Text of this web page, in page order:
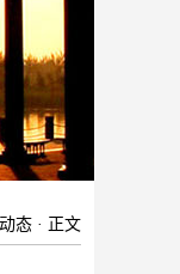
态· 正文